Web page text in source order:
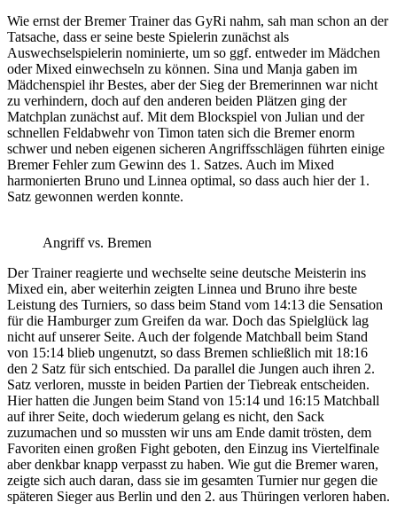
Wie ernst der Bremer Trainer das GyRi nahm, sah man schon an der
Tatsache, dass er seine beste Spielerin zunächst als
Auswechselspielerin nominierte, um so ggf. entweder im Mädchen
oder Mixed einwechseln zu können. Sina und Manja gaben im
Mädchenspiel ihr Bestes, aber der Sieg der Bremerinnen war nicht
zu verhindern, doch auf den anderen beiden Plätzen ging der
Matchplan zunächst auf. Mit dem Blockspiel von Julian und der
schnellen Feldabwehr von Timon taten sich die Bremer enorm
schwer und neben eigenen sicheren Angriffsschlägen führten einige
Bremer Fehler zum Gewinn des 1. Satzes. Auch im Mixed
harmonierten Bruno und Linnea optimal, so dass auch hier der 1.
Satz gewonnen werden konnte.
Angriff vs. Bremen
Der Trainer reagierte und wechselte seine deutsche Meisterin ins
Mixed ein, aber weiterhin zeigten Linnea und Bruno ihre beste
Leistung des Turniers, so dass beim Stand vom 14:13 die Sensation
für die Hamburger zum Greifen da war. Doch das Spielglück lag
nicht auf unserer Seite. Auch der folgende Matchball beim Stand
von 15:14 blieb ungenutzt, so dass Bremen schließlich mit 18:16
den 2 Satz für sich entschied. Da parallel die Jungen auch ihren 2.
Satz verloren, musste in beiden Partien der Tiebreak entscheiden.
Hier hatten die Jungen beim Stand von 15:14 und 16:15 Matchball
auf ihrer Seite, doch wiederum gelang es nicht, den Sack
zuzumachen und so mussten wir uns am Ende damit trösten, dem
Favoriten einen großen Fight geboten, den Einzug ins Viertelfinale
aber denkbar knapp verpasst zu haben. Wie gut die Bremer waren,
zeigte sich auch daran, dass sie im gesamten Turnier nur gegen die
späteren Sieger aus Berlin und den 2. aus Thüringen verloren haben.